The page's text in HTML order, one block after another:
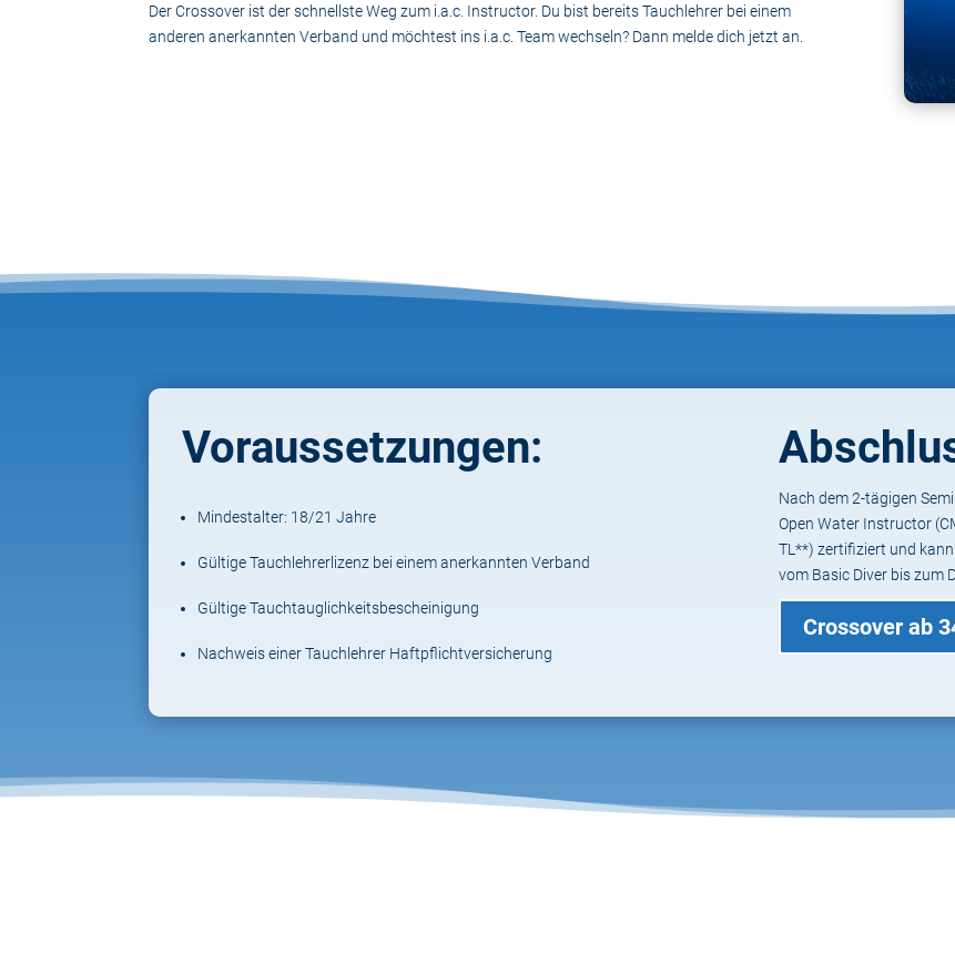
Der Crossover ist der schnellste Weg zum i.a.c. Instructor. Du bist bereits Tauchlehrer bei einem
anderen anerkannten Verband und möchtest ins i.a.c. Team wechseln? Dann melde dich jetzt an.
Voraussetzungen:
Mindestalter: 18/21 Jahre
Gültige Tauchlehrerlizenz bei einem anerkannten Verband
Gültige Tauchtauglichkeits­bescheinigung
Nachweis einer Tauchlehrer Haftpflichtversicherung
Nach dem 2-tägigen
Open Water Instructor
TL**) zertifiziert und
vom Basic Diver bis zum
Crossover ab